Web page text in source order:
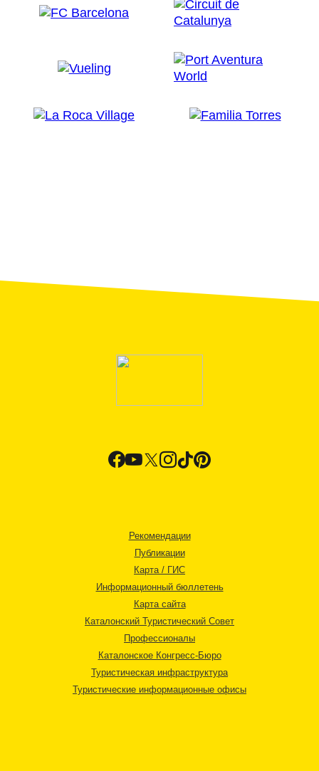
Рекомендации
Публикации
Карта / ГИС
Информационный бюллетень
Карта сайта
Каталонский Туристический Совет
Профессионалы
Каталонское Конгресс-Бюро
Туристическая инфраструктура
Туристические информационные офисы